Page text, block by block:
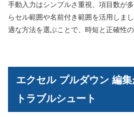
手動入力はシンプルさ重視、項目数が
らセル範囲や名前付き範囲を活用しま
適な方法を選ぶことで、時短と正確性
エクセル プルダウン 編
トラブルシュート